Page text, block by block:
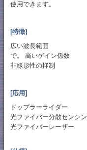
使用できます。
[特徴]
広い波長範囲
で。 高いゲイン係数
非線形性の抑制
[応用]
ドップラーライダー
光ファイバー分散センシ
光ファイバーレーザー